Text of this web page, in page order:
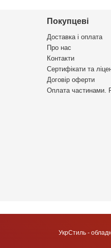
Покупцеві
Доставка і оплата
Про нас
Контакти
Сертифікати та
Договір оферти
Оплата частинами.